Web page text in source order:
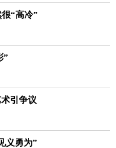
“高冷”
”
引争议
义勇为”